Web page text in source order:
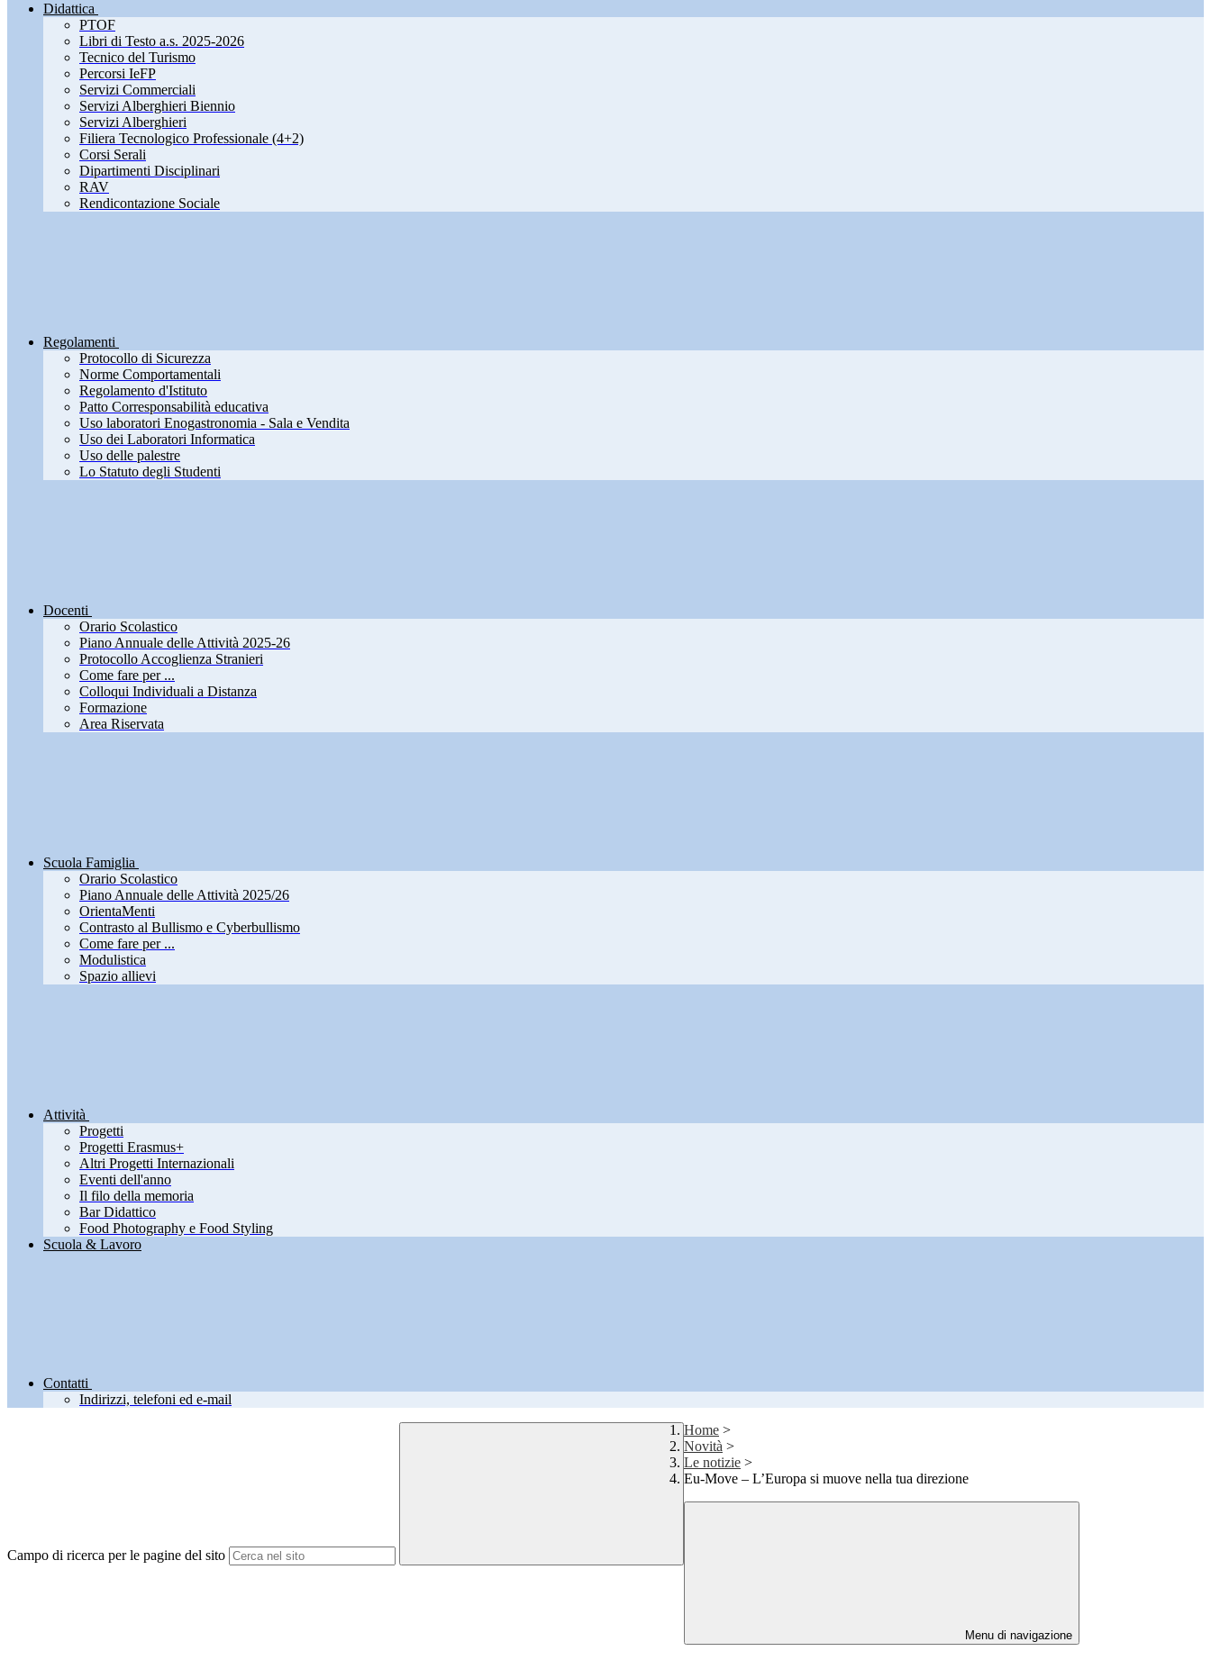
Didattica
PTOF
Libri di Testo a.s. 2025-2026
Tecnico del Turismo
Percorsi IeFP
Servizi Commerciali
Servizi Alberghieri Biennio
Servizi Alberghieri
Filiera Tecnologico Professionale (4+2)
Corsi Serali
Dipartimenti Disciplinari
RAV
Rendicontazione Sociale
Regolamenti
Protocollo di Sicurezza
Norme Comportamentali
Regolamento d'Istituto
Patto Corresponsabilità educativa
Uso laboratori Enogastronomia - Sala e Vendita
Uso dei Laboratori Informatica
Uso delle palestre
Lo Statuto degli Studenti
Docenti
Orario Scolastico
Piano Annuale delle Attività 2025-26
Protocollo Accoglienza Stranieri
Come fare per ...
Colloqui Individuali a Distanza
Formazione
Area Riservata
Scuola Famiglia
Orario Scolastico
Piano Annuale delle Attività 2025/26
OrientaMenti
Contrasto al Bullismo e Cyberbullismo
Come fare per ...
Modulistica
Spazio allievi
Attività
Progetti
Progetti Erasmus+
Altri Progetti Internazionali
Eventi dell'anno
Il filo della memoria
Bar Didattico
Food Photography e Food Styling
Scuola & Lavoro
Contatti
Indirizzi, telefoni ed e-mail
Campo di ricerca per le pagine del sito
Home >
Novità >
Le notizie >
Eu-Move – L’Europa si muove nella tua direzione
Menu di navigazione